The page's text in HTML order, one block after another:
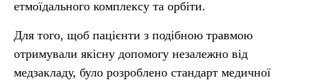
етмоїдального комплексу та орбіти.
Для того, щоб пацієнти з подібною травмою
отримували якісну допомогу незалежно від
медзакладу, було розроблено стандарт медичної